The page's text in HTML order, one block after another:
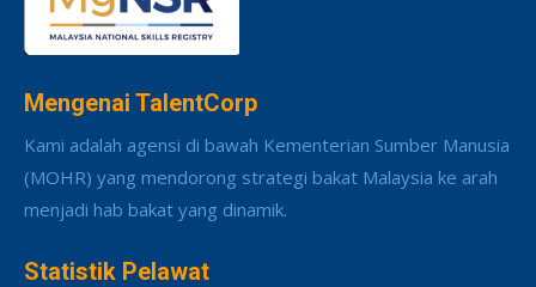
Mengenai TalentCorp
Kami adalah agensi di bawah Kementerian Sumber Manusia
(MOHR) yang mendorong strategi bakat Malaysia ke arah
menjadi hab bakat yang dinamik.
Statistik Pelawat